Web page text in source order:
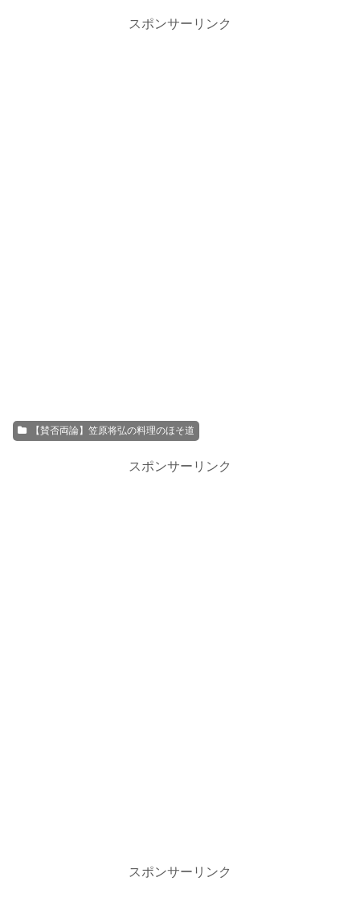
スポンサーリンク
【賛否両論】笠原将弘の料理のほそ道
スポンサーリンク
スポンサーリンク